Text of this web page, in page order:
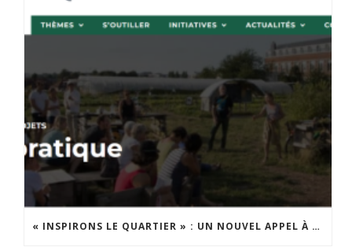
« INSPIRONS LE QUARTIER » : UN NOUVEL APPEL À PROJETS EST LANCÉ !